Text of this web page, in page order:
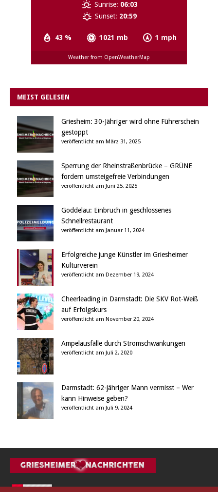
43 % 1021 mb 1 mph
Sunrise: 06:03
Sunset: 20:59
Weather from OpenWeatherMap
MEIST GELESEN
Griesheim: 30-Jähriger wird ohne Führerschein
gestoppt
veröffentlicht am März 31, 2025
Sperrung der Rheinstraßenbrücke – GRÜNE
fordern umsteigefreie Verbindungen
veröffentlicht am Juni 25, 2025
Goddelau: Einbruch in geschlossenes
Schnellrestaurant
veröffentlicht am Januar 11, 2024
Erfolgreiche junge Künstler im Griesheimer
Kulturverein
veröffentlicht am Dezember 19, 2024
Cheerleading in Darmstadt: Die SKV Rot-Weiß
auf Erfolgskurs
veröffentlicht am November 20, 2024
Ampelausfälle durch Stromschwankungen
veröffentlicht am Juli 2, 2020
Darmstadt: 62-jähriger Mann vermisst – Wer
kann Hinweise geben?
veröffentlicht am Juli 9, 2024